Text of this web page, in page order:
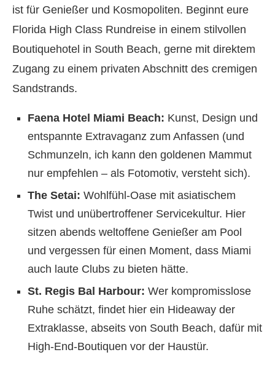
ist für Genießer und Kosmopoliten. Beginnt eure
Florida High Class Rundreise in einem stilvollen
Boutiquehotel in South Beach, gerne mit direktem
Zugang zu einem privaten Abschnitt des cremigen
Sandstrands.
Faena Hotel Miami Beach: Kunst, Design und
entspannte Extravaganz zum Anfassen (und
Schmunzeln, ich kann den goldenen Mammut
nur empfehlen – als Fotomotiv, versteht sich).
The Setai: Wohlfühl-Oase mit asiatischem
Twist und unübertroffener Servicekultur. Hier
sitzen abends weltoffene Genießer am Pool
und vergessen für einen Moment, dass Miami
auch laute Clubs zu bieten hätte.
St. Regis Bal Harbour: Wer kompromisslose
Ruhe schätzt, findet hier ein Hideaway der
Extraklasse, abseits von South Beach, dafür mit
High-End-Boutiquen vor der Haustür.